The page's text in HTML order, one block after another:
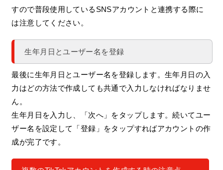
すので普段使用しているSNSアカウントと連携する際に
は注意してください。
生年月日とユーザー名を登録
最後に生年月日とユーザー名を登録します。生年月日の入
力はどの方法で作成しても共通で入力しなければなりませ
ん。
生年月日を入力し、「次へ」をタップします。続いてユー
ザー名を設定して「登録」をタップすればアカウントの作
成が完了です。